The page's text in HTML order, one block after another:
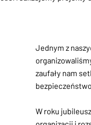
Jednym z
zaufały nam
W roku